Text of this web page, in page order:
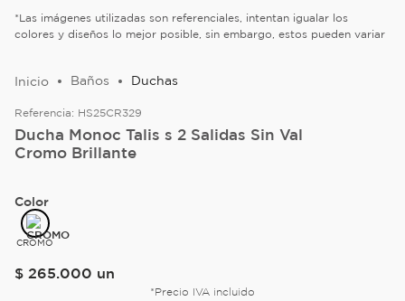
*Las imágenes utilizadas son referenciales, intentan igualar los
colores y diseños lo mejor posible, sin embargo, estos pueden variar
Baños Duchas
Referencia: HS25CR329
Ducha Monoc Talis s 2 Salidas Sin Val
Cromo Brillante
Color
CROMO
$ 265.000 un
*Precio IVA incluido